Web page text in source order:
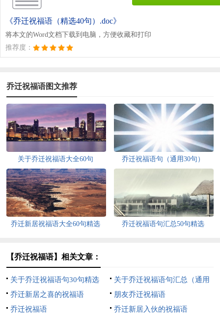
《乔迁祝福语（精选40句）.doc》
将本文的Word文档下载到电脑，方便收藏和打印
推荐度：
乔迁祝福语图文推荐
关于乔迁祝福语大全60句 乔迁祝福语句（通用30句）
乔迁新居祝福语大全60句精选 乔迁祝福语句汇总50句精选
【乔迁祝福语】相关文章：
关于乔迁祝福语句30句精选
关于乔迁祝福语句汇总（通用
50句）
乔迁新居之喜的祝福语
朋友乔迁祝福语
乔迁祝福语
乔迁新居入伙的祝福语